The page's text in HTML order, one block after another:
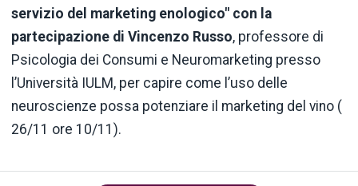
servizio del marketing enologico" con la
partecipazione di Vincenzo Russo, professore di
Psicologia dei Consumi e Neuromarketing presso
l’Università IULM, per capire come l’uso delle
neuroscienze possa potenziare il marketing del vino (
26/11 ore 10/11).